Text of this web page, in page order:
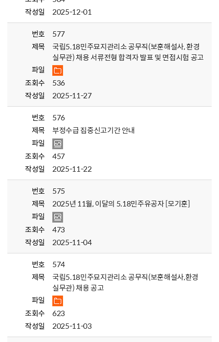
작성일
2025-12-01
번호
577
제목
국립5.18민주묘지관리소 공무직(보훈해설사, 환경
실무관) 채용 서류전형 합격자 발표 및 면접시험 공고
파일
조회수
536
작성일
2025-11-27
번호
576
제목
부정수급 집중신고기간 안내
파일
조회수
457
작성일
2025-11-22
번호
575
제목
2025년 11월, 이달의 5.18민주유공자 [모기훈]
파일
조회수
473
작성일
2025-11-04
번호
574
제목
국립5.18민주묘지관리소 공무직(보훈해설사,환경
실무관) 채용 공고
파일
조회수
623
작성일
2025-11-03